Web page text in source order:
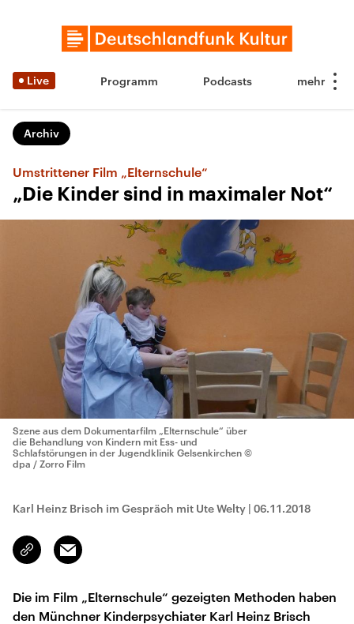
Live Programm Podcasts
Archiv
Umstrittener Film „Elternschule“
„Die Kinder sind in maximaler Not“
Szene aus dem Dokumentarfilm „Elternschule“ über
die Behandlung von Kindern mit Ess- und
Schlafstörungen in der Jugendklinik Gelsenkirchen ©
dpa / Zorro Film
Karl Heinz Brisch im Gespräch mit Ute Welty | 06.11.2018
Link
kopieren/teilen
Email
Die im Film „Elternschule“ gezeigten Methoden haben
den Münchner Kinderpsychiater Karl Heinz Brisch